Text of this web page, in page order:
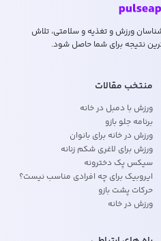
ورزش و تغذیه و سلامتی، تلاش
نتیجه برای شما حاصل شود.
منتخب مقالات
ورزش با دمبل در خانه
برنامه جلو بازو
ورزش در خانه برای بانوان
ورزش برای لاغری شکم زنانه
سیکس پک دخترونه
ایروبیک برای چه افرادی مناسب نیست؟
حرکات پشت بازو
ورزش در خانه